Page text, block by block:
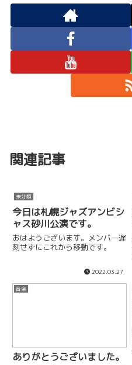
関連記事
未分類
今日は札幌ジャズアンビシ
ャス砂川公演です。
おはようございます。メンバー遅
刻せずにこれから移動です。
2022.03.27
音楽
ありがとうございました。